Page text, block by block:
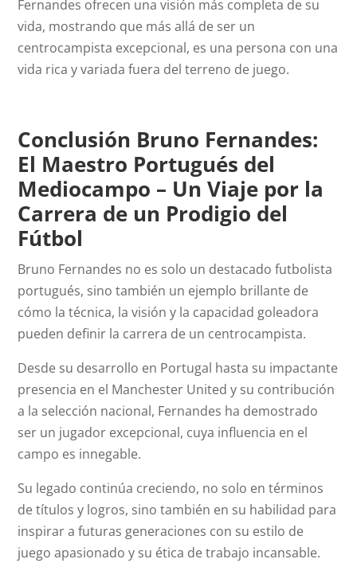
Fernandes ofrecen una visión más completa de su
vida, mostrando que más allá de ser un
centrocampista excepcional, es una persona con una
vida rica y variada fuera del terreno de juego.
Conclusión Bruno Fernandes:
El Maestro Portugués del
Mediocampo – Un Viaje por la
Carrera de un Prodigio del
Fútbol
Bruno Fernandes no es solo un destacado futbolista
portugués, sino también un ejemplo brillante de
cómo la técnica, la visión y la capacidad goleadora
pueden definir la carrera de un centrocampista.
Desde su desarrollo en Portugal hasta su impactante
presencia en el Manchester United y su contribución
a la selección nacional, Fernandes ha demostrado
ser un jugador excepcional, cuya influencia en el
campo es innegable.
Su legado continúa creciendo, no solo en términos
de títulos y logros, sino también en su habilidad para
inspirar a futuras generaciones con su estilo de
juego apasionado y su ética de trabajo incansable.